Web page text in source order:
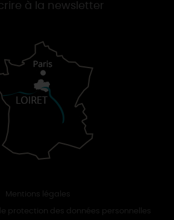
à la newsletter
Mentions légales
protection des données personnelles